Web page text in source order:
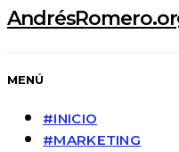
MENÚ
#INICIO
#MARKETING